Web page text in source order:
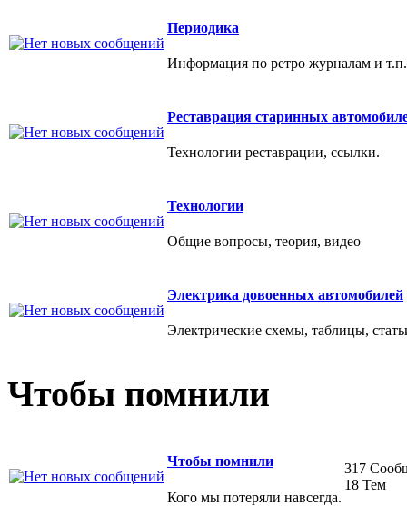
Периодика
Информация по ретро журналам и т.п.
Реставрация старинных
Технологии реставрации, ссылки.
Технологии
Общие вопросы, теория, видео
Электрика довоенных автомобилей
Электрические схемы, таблицы,
Чтобы помнили
Чтобы помнили
Кого мы потеряли навсегда.
317
18 Тем